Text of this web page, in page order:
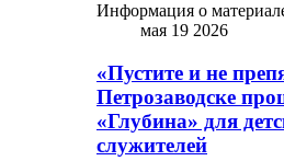
Информация о
мая 19 2026
«Пустите и не
Петрозаводске
«Глубина» для
служителей